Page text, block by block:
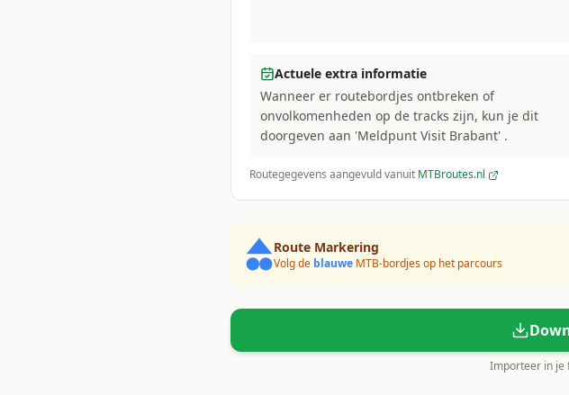
Actuele extra informatie
Wanneer er routebordjes ontbreken of
onvolkomenheden op de tracks zijn, kun je dit
doorgeven aan 'Meldpunt Visit Brabant' .
Routegegevens aangevuld vanuit MTBroutes.nl
Route Markering
Volg de blauwe MTB-bordjes op het parcours
Importeer in je